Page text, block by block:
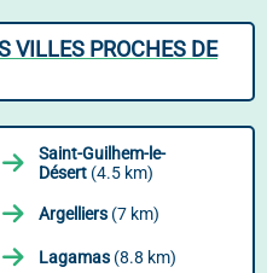
VILLES PROCHES DE
Saint-Guilhem-le-
Désert (4.5 km)
Argelliers (7 km)
Lagamas (8.8 km)